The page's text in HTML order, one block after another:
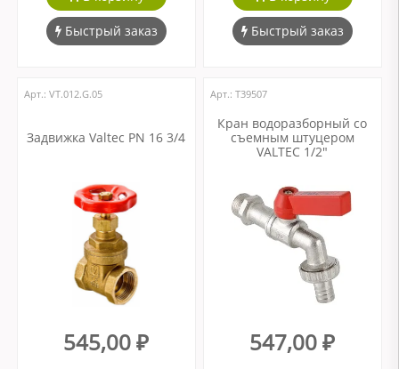
Быстрый заказ Быстрый заказ
Арт.: VT.012.G.05
Задвижка Valtec PN 16 3/4
545,00 ₽
Арт.: Т39507
Кран водоразборный со
съемным штуцером
VALTEC 1/2"
547,00 ₽